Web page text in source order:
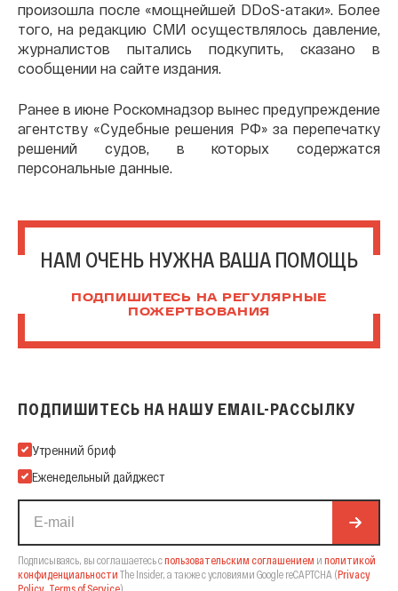
произошла после «мощнейшей DDoS-атаки». Более
того, на редакцию СМИ осуществлялось давление,
журналистов пытались подкупить, сказано в
сообщении на сайте издания.
Ранее в июне Роскомнадзор вынес предупреждение
агентству «Судебные решения РФ» за перепечатку
решений судов, в которых содержатся
персональные данные.
НАМ ОЧЕНЬ НУЖНА ВАША ПОМОЩЬ
ПОДПИШИТЕСЬ НА РЕГУЛЯРНЫЕ
ПОЖЕРТВОВАНИЯ
ПОДПИШИТЕСЬ НА НАШУ EMAIL-РАССЫЛКУ
Подпишитесь на нашу Email-рассылку
Утренний бриф
Еженедельный дайджест
Подписываясь, вы соглашаетесь спользовательским соглашением и политикой
конфиденциальности The Insider, а также с условиями Google reCAPTCHA (Privacy